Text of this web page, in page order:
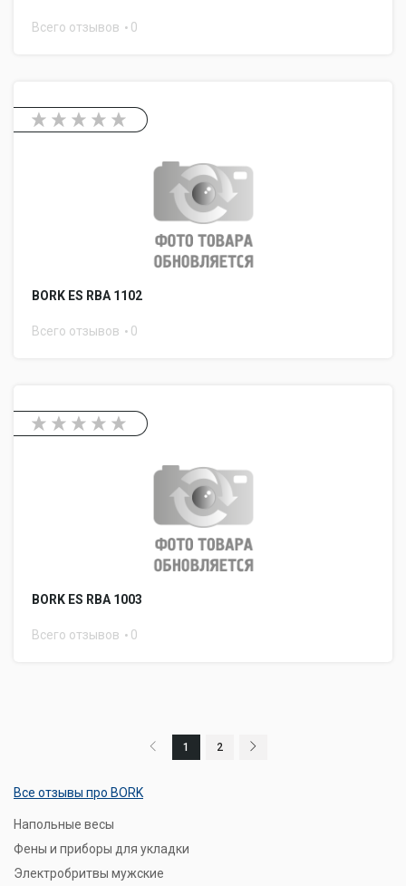
Всего отзывов 0
BORK ES RBA 1102
Всего отзывов 0
BORK ES RBA 1003
Всего отзывов 0
1 2
Все отзывы про BORK
Напольные весы
Фены и приборы для укладки
Электробритвы мужские